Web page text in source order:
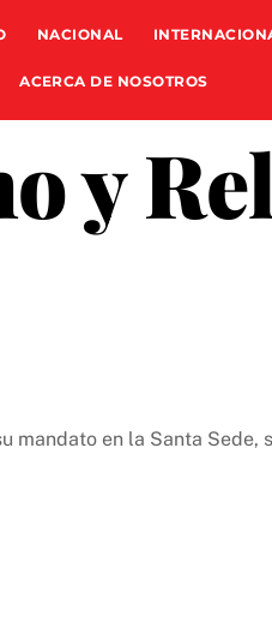
NACIONAL
ACERCA DE NOSOTROS
y
mandato en la Santa